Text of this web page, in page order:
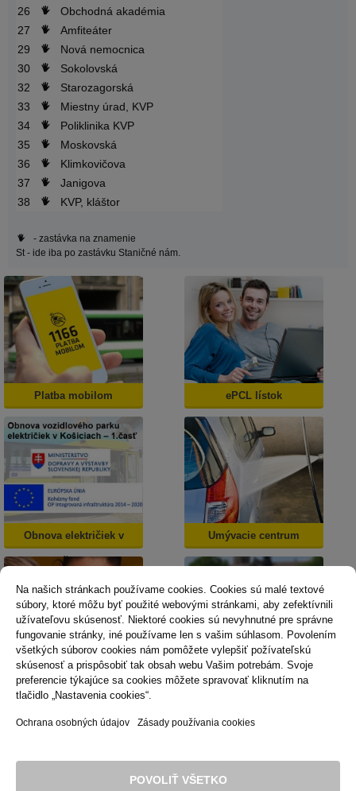
Na našich stránkach používame cookies. Cookies sú malé textové
súbory, ktoré môžu byť použité webovými stránkami, aby zefektívnili
užívateľovu skúsenosť. Niektoré cookies sú nevyhnutné pre správne
fungovanie stránky, iné používame len s vašim súhlasom. Povolením
všetkých súborov cookies nám pomôžete vylepšiť požívateľskú
skúsenosť a prispôsobiť tak obsah webu Vašim potrebám. Svoje
preferencie týkajúce sa cookies môžete spravovať kliknutím na
tlačidlo „Nastavenia cookies“.
Ochrana osobných údajov Zásady používania cookies
POVOLIŤ VŠETKO
26
Obchodná akadémia
27
Amfiteáter
29
Nová nemocnica
30
Sokolovská
32
Starozagorská
33
Miestny úrad, KVP
34
Poliklinika KVP
35
Moskovská
36
Klimkovičova
37
Janigova
38
KVP, kláštor
- zastávka na znamenie
St - ide iba po zastávku Staničné nám.
Platba mobilom ePCL lístok
Obnova električiek v
Košiciach
Umývacie centrum
Dopravná psychológia Mestská karta
Zásady používania cookies